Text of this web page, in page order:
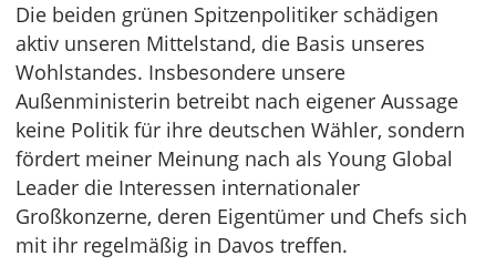
Die beiden grünen Spitzenpolitiker schädigen
aktiv unseren Mittelstand, die Basis unseres
Wohlstandes. Insbesondere unsere
Außenministerin betreibt nach eigener Aussage
keine Politik für ihre deutschen Wähler, sondern
fördert meiner Meinung nach als Young Global
Leader die Interessen internationaler
Großkonzerne, deren Eigentümer und Chefs sich
mit ihr regelmäßig in Davos treffen.